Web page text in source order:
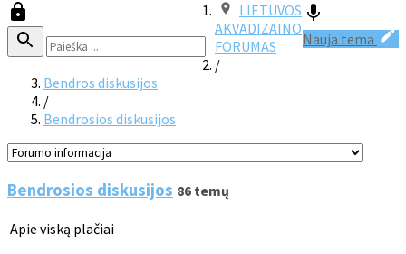
Nauja tema
LIETUVOS
AKVADIZAINO
FORUMAS
/
Bendros diskusijos
/
Bendrosios diskusijos
Bendrosios diskusijos 86 temų
Apie viską plačiai